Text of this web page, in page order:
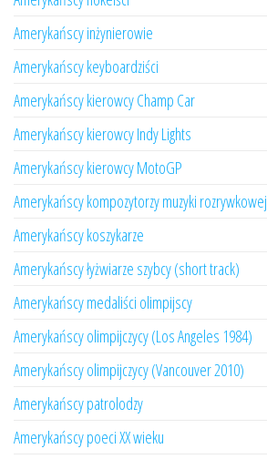
Amerykańscy inżynierowie
Amerykańscy keyboardziści
Amerykańscy kierowcy Champ Car
Amerykańscy kierowcy Indy Lights
Amerykańscy kierowcy MotoGP
Amerykańscy kompozytorzy muzyki rozrywkowej
Amerykańscy koszykarze
Amerykańscy łyżwiarze szybcy (short track)
Amerykańscy medaliści olimpijscy
Amerykańscy olimpijczycy (Los Angeles 1984)
Amerykańscy olimpijczycy (Vancouver 2010)
Amerykańscy patrolodzy
Amerykańscy poeci XX wieku